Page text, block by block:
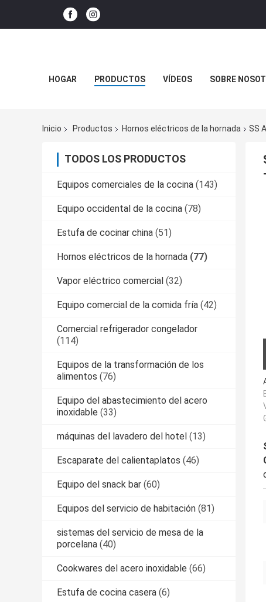
HOGAR PRODUCTOS VÍDEOS SOBRE
Inicio Productos Hornos eléctricos de la hornada SS
TODOS LOS PRODUCTOS
Equipos comerciales de la cocina (143)
Equipo occidental de la cocina (78)
Estufa de cocinar china (51)
Hornos eléctricos de la hornada (77)
Vapor eléctrico comercial (32)
Equipo comercial de la comida fría (42)
Comercial refrigerador congelador
(114)
Equipos de la transformación de los
alimentos (76)
Equipo del abastecimiento del acero
inoxidable (33)
máquinas del lavadero del hotel (13)
Escaparate del calientaplatos (46)
Equipo del snack bar (60)
Equipos del servicio de habitación (81)
sistemas del servicio de mesa de la
porcelana (40)
Cookwares del acero inoxidable (66)
Estufa de cocina casera (6)